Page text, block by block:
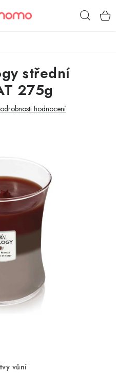
Obchodní podmínky
Jak správně vybrat
Cookies
vůní
střední
275g
hodnocení